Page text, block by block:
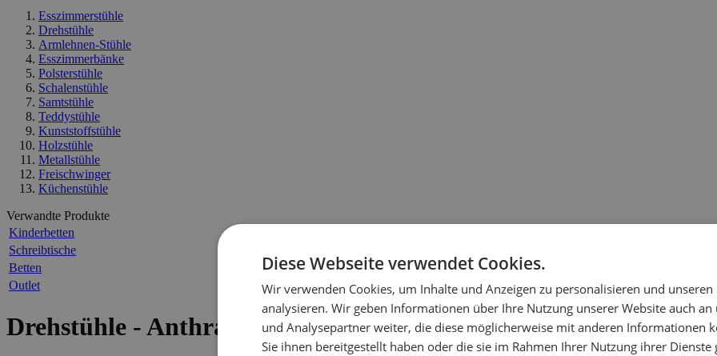
Esszimmerstühle
Drehstühle
Armlehnen-Stühle
Esszimmerbänke
Polsterstühle
Schalenstühle
Samtstühle
Teddystühle
Kunststoffstühle
Holzstühle
Metallstühle
Freischwinger
Küchenstühle
Verwandte Produkte
Kinderbetten
Schreibtische
Betten
Outlet
Drehstühle - Anthrazit
Diese Webseite verwendet Cookies.
Wir verwenden Cookies, um Inhalte und Anzeigen zu personalisieren und
analysieren. Wir geben Informationen über Ihre Nutzung unserer Website auch an
und Analysepartner weiter, die diese möglicherweise mit anderen Informationen
Sie ihnen bereitgestellt haben oder die sie im Rahmen Ihrer Nutzung ihrer Dienste